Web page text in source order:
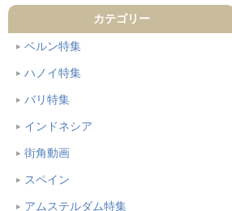
カテゴリー
ベルン特集
ハノイ特集
バリ特集
インドネシア
街角動画
スペイン
アムステルダム特集